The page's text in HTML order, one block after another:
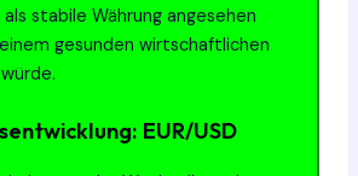
stabile Währung angesehen
gesunden wirtschaftlichen
EUR/USD